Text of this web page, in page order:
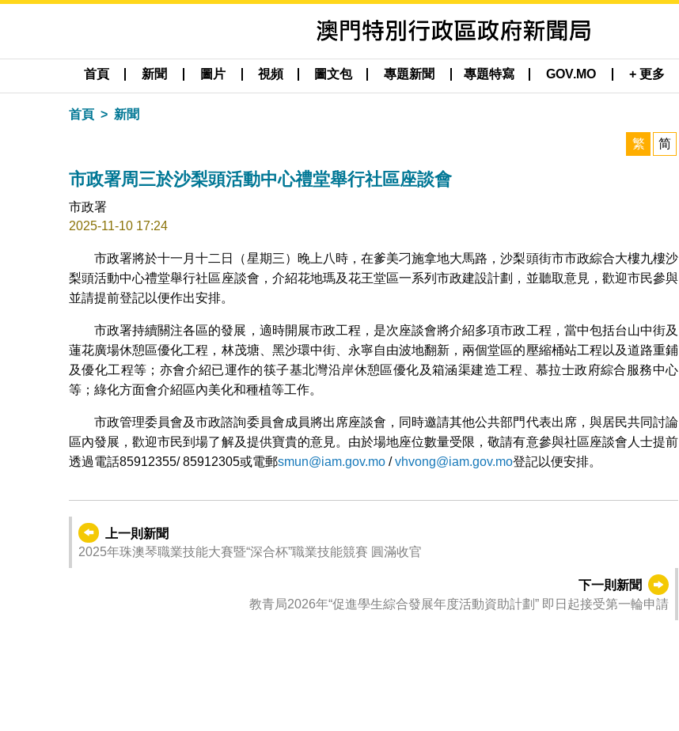
首頁 新聞 圖片 視頻 圖文包 專題新聞 專題特寫 GOV.MO + 更多
首頁 新聞
繁 简
市政署周三於沙梨頭活動中心禮堂舉行社區座談會
市政署
2025-11-10 17:24
市政署將於十一月十二日（星期三）晚上八時，在爹美刁施拿地大馬路，沙梨頭街市市政綜合大樓九樓沙
梨頭活動中心禮堂舉行社區座談會，介紹花地瑪及花王堂區一系列市政建設計劃，並聽取意見，歡迎市民參與
並請提前登記以便作出安排。
市政署持續關注各區的發展，適時開展市政工程，是次座談會將介紹多項市政工程，當中包括台山中街及
蓮花廣場休憩區優化工程，林茂塘、黑沙環中街、永寧自由波地翻新，兩個堂區的壓縮桶站工程以及道路重鋪
及優化工程等；亦會介紹已運作的筷子基北灣沿岸休憩區優化及箱涵渠建造工程、慕拉士政府綜合服務中心
等；綠化方面會介紹區內美化和種植等工作。
市政管理委員會及市政諮詢委員會成員將出席座談會，同時邀請其他公共部門代表出席，與居民共同討論
區內發展，歡迎市民到場了解及提供寶貴的意見。由於場地座位數量受限，敬請有意參與社區座談會人士提前
透過電話85912355/ 85912305或電郵smun@iam.gov.mo /vhvong@iam.gov.mo登記以便安排。
上一則新聞
2025年珠澳琴職業技能大賽暨“深合杯”職業技能競賽 圓滿收官
下一則新聞
教青局2026年“促進學生綜合發展年度活動資助計劃” 即日起接受第一輪申請